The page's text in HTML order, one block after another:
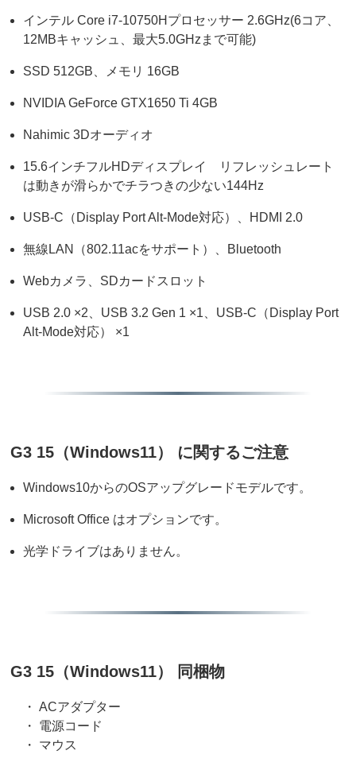
インテル Core i7-10750Hプロセッサー 2.6GHz(6コア、
12MBキャッシュ、最大5.0GHzまで可能)
SSD 512GB、メモリ 16GB
NVIDIA GeForce GTX1650 Ti 4GB
Nahimic 3Dオーディオ
15.6インチフルHDディスプレイ リフレッシュレート
は動きが滑らかでチラつきの少ない144Hz
USB-C（Display Port Alt-Mode対応）、HDMI 2.0
無線LAN（802.11acをサポート）、Bluetooth
Webカメラ、SDカードスロット
USB 2.0 ×2、USB 3.2 Gen 1 ×1、USB-C（Display Port
Alt-Mode対応） ×1
G3 15（Windows11） に関するご注意
Windows10からのOSアップグレードモデルです。
Microsoft Office はオプションです。
光学ドライブはありません。
G3 15（Windows11） 同梱物
・ ACアダプター
・ 電源コード
・ マウス